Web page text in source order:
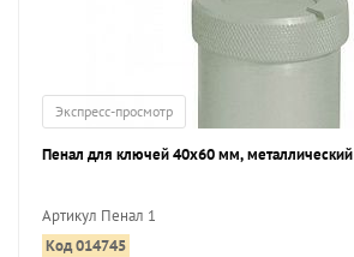
Экспресс-просмотр
Пенал для ключей 40х60 мм, металлический
Артикул Пенал 1
Код 014745